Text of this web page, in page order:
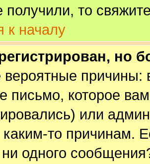
получили, то
к началу
но
причины:
письмо, которое
или
каким-то причинам.
одного